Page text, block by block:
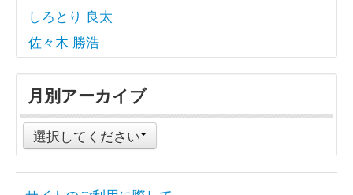
しろとり 良太
佐々木 勝浩
月別アーカイブ
選択してください